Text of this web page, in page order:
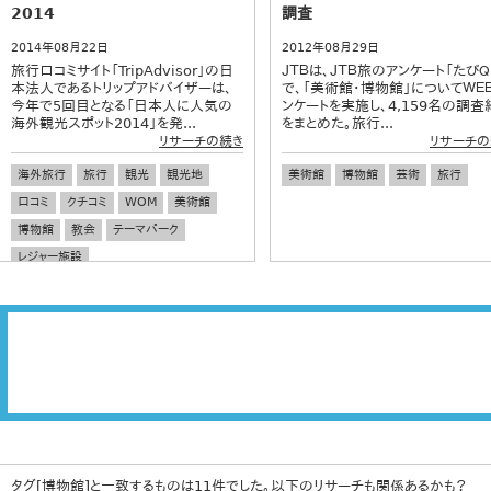
2014
2014年08月22日
旅行口コミサイト「TripAdvisor」の日
本法人であるトリップアドバイザーは、
今年で5回目となる「日本人に人気の
海外観光スポット2014」を発...
リサーチの続き
海外旅行 旅行 観光
観光地
口コミ
クチコミ WOM
美術館
博物館
教会
テーマパーク
レジャー施設
調査
2012年08月29日
ＪＴＢは、ＪＴＢ旅のアンケート「たびＱ
で、「美術館・博物館」についてＷＥ
ンケートを実施し、4,159名の調査
をまとめた。旅行...
リサーチ
美術館 博物館 芸術 旅行
タグ[博物館]と一致するものは11件でした。以下のリサーチも関係あるかも？